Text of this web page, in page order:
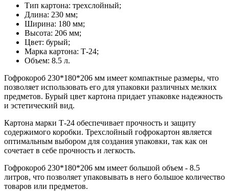
Тип картона: трехслойный;
Длина: 230 мм;
Ширина: 180 мм;
Высота: 206 мм;
Цвет: бурый;
Марка картона: Т-24;
Объем: 8.5 л.
Гофрокороб 230*180*206 мм имеет компактные размеры, что
позволяет использовать его для упаковки различных мелких
предметов. Бурый цвет картона придает упаковке надежность
и эстетический вид.
Картона марки Т-24 обеспечивает прочность и защиту
содержимого коробки. Трехслойный гофрокартон является
оптимальным выбором для создания упаковки, так как он
сочетает в себе прочность и легкость.
Гофрокороб 230*180*206 мм имеет большой объем - 8.5
литров, что позволяет упаковывать в него большое количество
товаров или предметов.